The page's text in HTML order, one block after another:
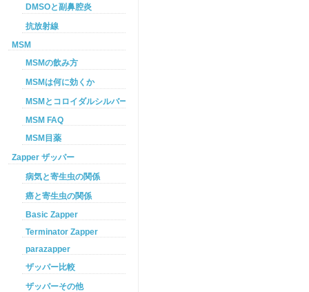
DMSOと副鼻腔炎
抗放射線
MSM
MSMの飲み方
MSMは何に効くか
MSMとコロイダルシルバーを使った癌プロトコル
MSM FAQ
MSM目薬
Zapper ザッパー
病気と寄生虫の関係
癌と寄生虫の関係
Basic Zapper
Terminator Zapper
parazapper
ザッパー比較
ザッパーその他